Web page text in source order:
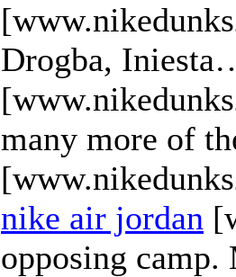
Drogba,
many more of
nike air jordan
opposing camp.